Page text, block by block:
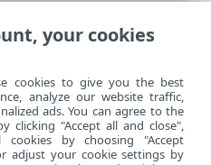
assignées au
de l'identité>
your cookies
cookies to give you the best
analyze our website traffic,
ads. You can agree to the
clicking "Accept all and close",
cookies by choosing "Accept
adjust your cookie settings by